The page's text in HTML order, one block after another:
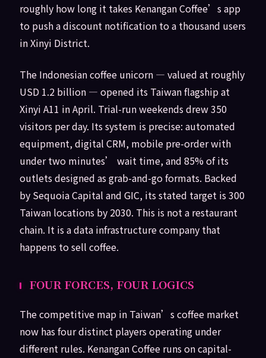
roughly how long it takes Kenangan Coffee’s app
to push a discount notification to a thousand users
in Xinyi District.
The Indonesian coffee unicorn — valued at roughly
USD 1.2 billion — opened its Taiwan flagship at
Xinyi A11 in April. Trial-run weekends drew 350
visitors per day. Its system is precise: automated
equipment, digital CRM, mobile pre-order with
under two minutes’ wait time, and 85% of its
outlets designed as grab-and-go formats. Backed
by Sequoia Capital and GIC, its stated target is 300
Taiwan locations by 2030. This is not a restaurant
chain. It is a data infrastructure company that
happens to sell coffee.
FOUR FORCES, FOUR LOGICS
The competitive map in Taiwan’s coffee market
now has four distinct players operating under
different rules. Kenangan Coffee runs on capital-